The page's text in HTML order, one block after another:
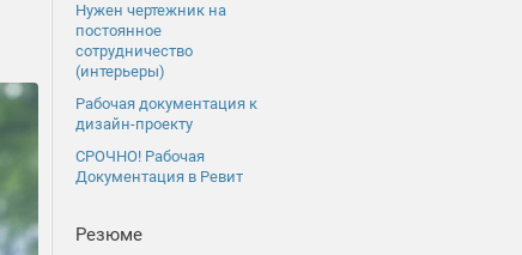
Нужен чертежник на
постоянное
сотрудничество
(интерьеры)
Рабочая документация к
дизайн-проекту
СРОЧНО! Рабочая
Документация в Ревит
Резюме